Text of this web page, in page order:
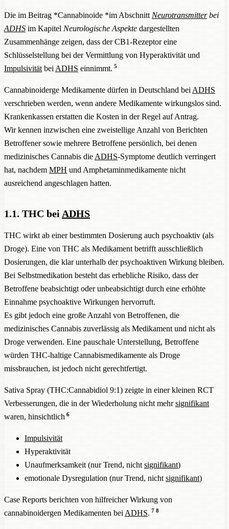
Die im Beitrag *Cannabinoide *im Abschnitt Neurotransmitterbei
ADHS im Kapitel Neurologische Aspekte dargestellten
Zusammenhänge zeigen, dass der CB1-Rezeptor eine
Schlüsselstellung bei der Vermittlung von Hyperaktivität und
Impulsivität bei ADHS einnimmt. 5
Cannabinoiderge Medikamente dürfen in Deutschland bei ADHS
verschrieben werden, wenn andere Medikamente wirkungslos sind.
Krankenkassen erstatten die Kosten in der Regel auf Antrag.
Wir kennen inzwischen eine zweistellige Anzahl von Berichten
Betroffener sowie mehrere Betroffene persönlich, bei denen
medizinisches Cannabis die ADHS-Symptome deutlich verringert
hat, nachdem MPH und Amphetaminmedikamente nicht
ausreichend angeschlagen hatten.
1.1. THC bei ADHS
THC wirkt ab einer bestimmten Dosierung auch psychoaktiv (als
Droge). Eine von THC als Medikament betrifft ausschließlich
Dosierungen, die klar unterhalb der psychoaktiven Wirkung bleiben.
Bei Selbstmedikation besteht das erhebliche Risiko, dass der
Betroffene beabsichtigt oder unbeabsichtigt durch eine erhöhte
Einnahme psychoaktive Wirkungen hervorruft.
Es gibt jedoch eine große Anzahl von Betroffenen, die
medizinisches Cannabis zuverlässig als Medikament und nicht als
Droge verwenden. Eine pauschale Unterstellung, Betroffene
würden THC-haltige Cannabismedikamente als Droge
missbrauchen, ist jedoch nicht gerechtfertigt.
Sativa Spray (THC:Cannabidiol 9:1) zeigte in einer kleinen RCT
Verbesserungen, die in der Wiederholung nicht mehrsignifikant
waren, hinsichtlich 6
Impulsivität
Hyperaktivität
Unaufmerksamkeit (nur Trend, nicht signifikant)
emotionale Dysregulation (nur Trend, nicht signifikant)
Case Reports berichten von hilfreicher Wirkung von
cannabinoidergen Medikamenten bei ADHS. 7 8